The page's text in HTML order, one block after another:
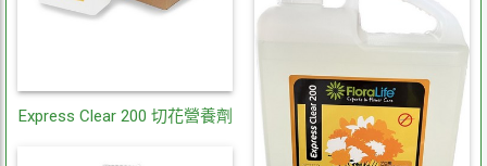
Express Clear 200 切花營養劑